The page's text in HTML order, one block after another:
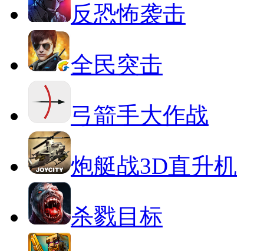
反恐怖袭击
全民突击
弓箭手大作战
炮艇战3D直升机
杀戮目标